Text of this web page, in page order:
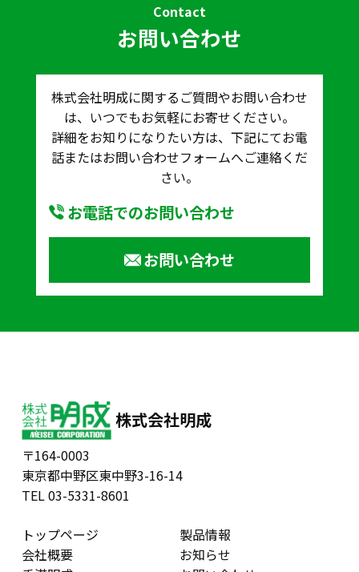
Contact
お問い合わせ
株式会社明成に関するご質問やお問い合わせ
は、いつでもお気軽にお寄せください。
詳細をお知りになりたい方は、下記にてお電
話またはお問い合わせフォームへご連絡くだ
さい。
お電話でのお問い合わせ
お問い合わせ
株式会社明成
〒164-0003
東京都中野区東中野3-16-14
TEL 03-5331-8601
トップページ
製品情報
会社概要
お知らせ